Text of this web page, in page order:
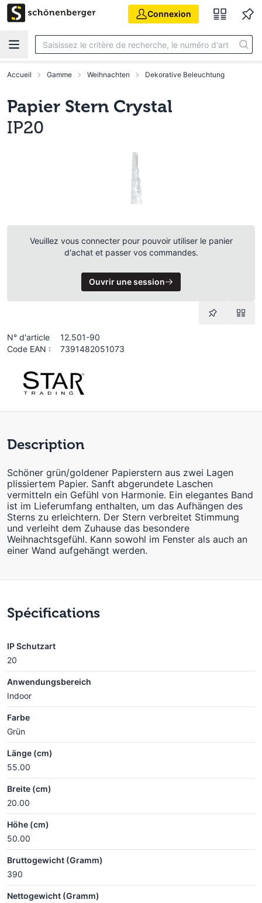
Aller au contenu principal
Connexion
Accueil Gamme Weihnachten Dekorative Beleuchtung
Papier Stern Crystal
IP20
Veuillez vous connecter pour pouvoir utiliser le panier
d'achat et passer vos commandes.
Ouvrir une session
N° d'article
12.501-90
Code EAN :
7391482051073
Description
Schöner grün/goldener Papierstern aus zwei Lagen
plissiertem Papier. Sanft abgerundete Laschen
vermitteln ein Gefühl von Harmonie. Ein elegantes Band
ist im Lieferumfang enthalten, um das Aufhängen des
Sterns zu erleichtern. Der Stern verbreitet Stimmung
und verleiht dem Zuhause das besondere
Weihnachtsgefühl. Kann sowohl im Fenster als auch an
einer Wand aufgehängt werden.
Spécifications
IP Schutzart
20
Anwendungsbereich
Indoor
Farbe
Grün
Länge (cm)
55.00
Breite (cm)
20.00
Höhe (cm)
50.00
Bruttogewicht (Gramm)
390
Nettogewicht (Gramm)